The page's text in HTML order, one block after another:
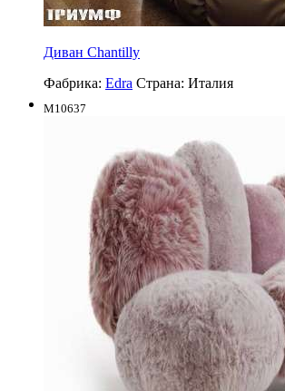
Диван Chantilly
Фабрика: Edra Страна: Италия
M10637